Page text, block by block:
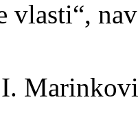
vlasti“,